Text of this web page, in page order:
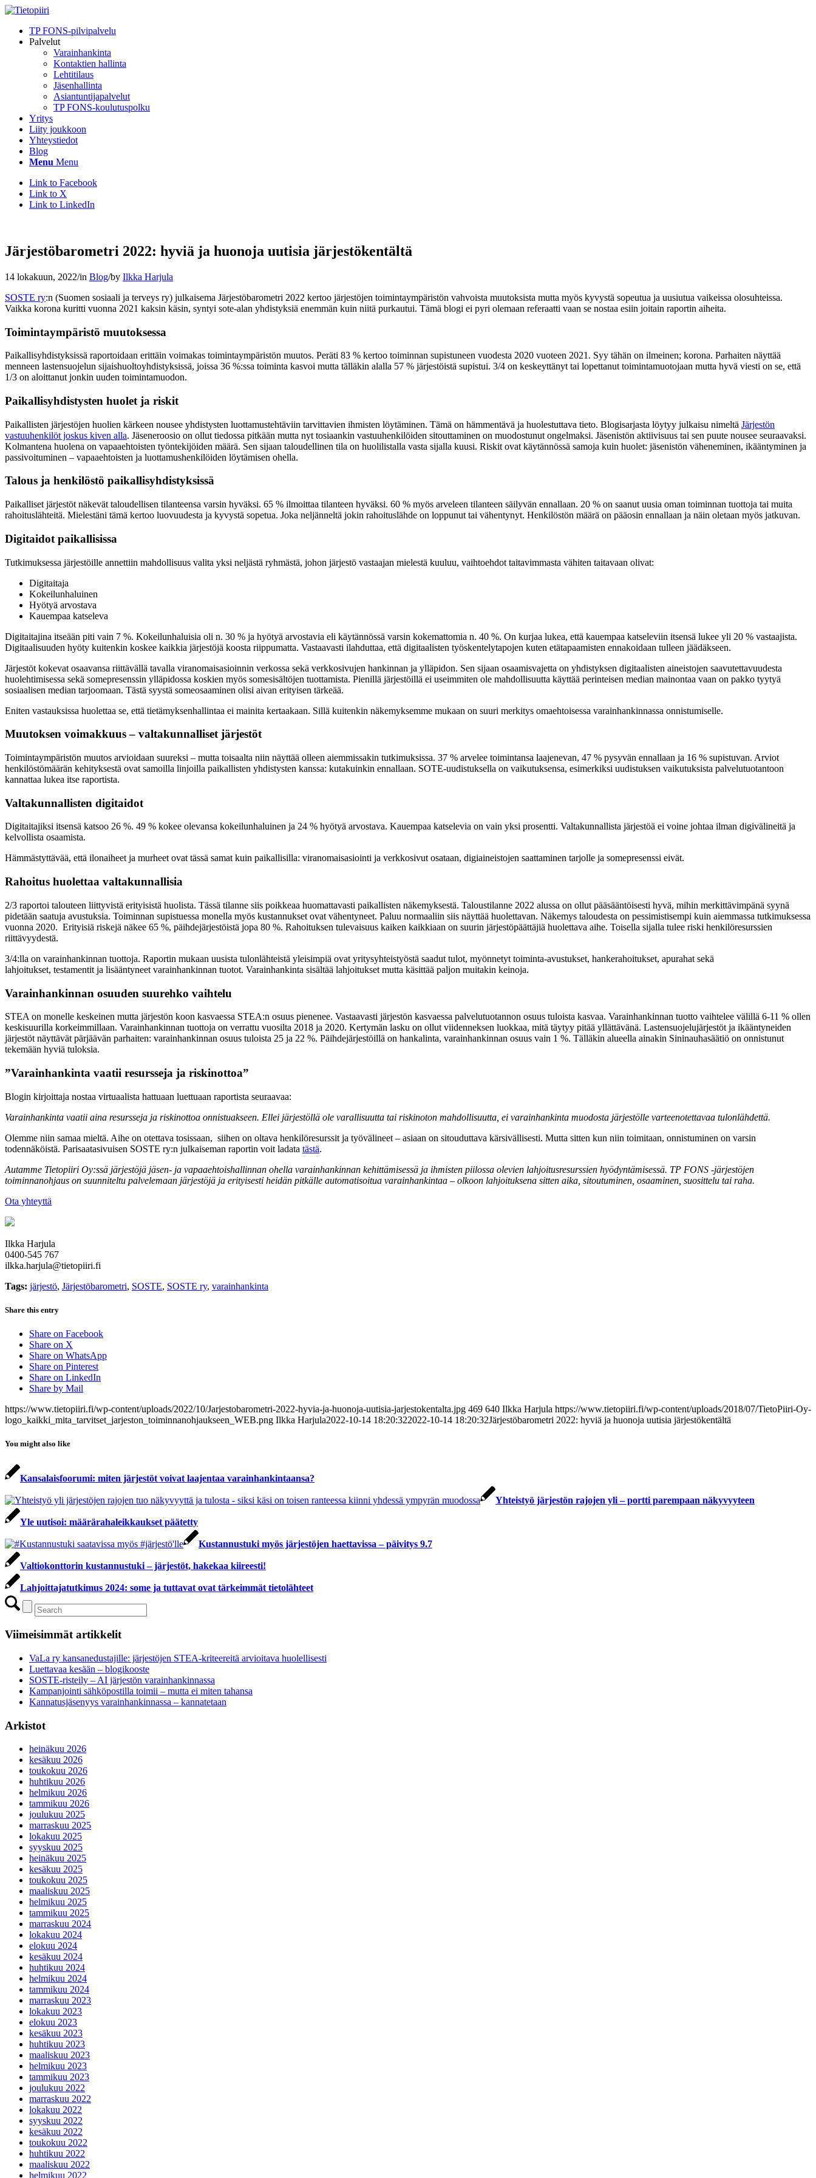
TP FONS-pilvipalvelu
Palvelut
Varainhankinta
Kontaktien hallinta
Lehtitilaus
Jäsenhallinta
Asiantuntijapalvelut
TP FONS-koulutuspolku
Yritys
Liity joukkoon
Yhteystiedot
Blog
Menu Menu
Link to Facebook
Link to X
Link to LinkedIn
Järjestöbarometri 2022: hyviä ja huonoja uutisia järjestökentältä
14 lokakuun, 2022/in Blog/by Ilkka Harjula
SOSTE ry:n (Suomen sosiaali ja terveys ry) julkaisema Järjestöbarometri 2022 kertoo järjestöjen toimintaympäristön vahvoista muutoksista mutta myös kyvystä sopeutua ja uusiutua vaikeissa olosuhteissa.
Vaikka korona kuritti vuonna 2021 kaksin käsin, syntyi sote-alan yhdistyksiä enemmän kuin niitä purkautui. Tämä blogi ei pyri olemaan referaatti vaan se nostaa esiin joitain raportin aiheita.
Toimintaympäristö muutoksessa
Paikallisyhdistyksissä raportoidaan erittäin voimakas toimintaympäristön muutos. Peräti 83 % kertoo toiminnan supistuneen vuodesta 2020 vuoteen 2021. Syy tähän on ilmeinen; korona. Parhaiten näyttää
menneen lastensuojelun sijaishuoltoyhdistyksissä, joissa 36 %:ssa toiminta kasvoi mutta tälläkin alalla 57 % järjestöistä supistui. 3/4 on keskeyttänyt tai lopettanut toimintamuotojaan mutta hyvä viesti on se, että
1/3 on aloittanut jonkin uuden toimintamuodon.
Paikallisyhdistysten huolet ja riskit
Paikallisten järjestöjen huolien kärkeen nousee yhdistysten luottamustehtäviin tarvittavien ihmisten löytäminen. Tämä on hämmentävä ja huolestuttava tieto. Blogisarjasta löytyy julkaisu nimeltä Järjestön
vastuuhenkilöt joskus kiven alla. Jäseneroosio on ollut tiedossa pitkään mutta nyt tosiaankin vastuuhenkilöiden sitouttaminen on muodostunut ongelmaksi. Jäsenistön aktiivisuus tai sen puute nousee seuraavaksi.
Kolmantena huolena on vapaaehtoisten työntekijöiden määrä. Sen sijaan taloudellinen tila on huolilistalla vasta sijalla kuusi. Riskit ovat käytännössä samoja kuin huolet: jäsenistön väheneminen, ikääntyminen ja
passivoituminen – vapaaehtoisten ja luottamushenkilöiden löytämisen ohella.
Talous ja henkilöstö paikallisyhdistyksissä
Paikalliset järjestöt näkevät taloudellisen tilanteensa varsin hyväksi. 65 % ilmoittaa tilanteen hyväksi. 60 % myös arveleen tilanteen säilyvän ennallaan. 20 % on saanut uusia oman toiminnan tuottoja tai muita
rahoituslähteitä. Mielestäni tämä kertoo luovuudesta ja kyvystä sopetua. Joka neljänneltä jokin rahoituslähde on loppunut tai vähentynyt. Henkilöstön määrä on pääosin ennallaan ja näin oletaan myös jatkuvan.
Digitaidot paikallisissa
Tutkimuksessa järjestöille annettiin mahdollisuus valita yksi neljästä ryhmästä, johon järjestö vastaajan mielestä kuuluu, vaihtoehdot taitavimmasta vähiten taitavaan olivat:
Digitaitaja
Kokeilunhaluinen
Hyötyä arvostava
Kauempaa katseleva
Digitaitajina itseään piti vain 7 %. Kokeilunhaluisia oli n. 30 % ja hyötyä arvostavia eli käytännössä varsin kokemattomia n. 40 %. On kurjaa lukea, että kauempaa katseleviin itsensä lukee yli 20 % vastaajista.
Digitaalisuuden hyöty kuitenkin koskee kaikkia järjestöjä koosta riippumatta. Vastaavasti ilahduttaa, että digitaalisten työskentelytapojen kuten etätapaamisten ennakoidaan tulleen jäädäkseen.
Järjestöt kokevat osaavansa riittävällä tavalla viranomaisasioinnin verkossa sekä verkkosivujen hankinnan ja ylläpidon. Sen sijaan osaamisvajetta on yhdistyksen digitaalisten aineistojen saavutettavuudesta
huolehtimisessa sekä somepresenssin ylläpidossa koskien myös somesisältöjen tuottamista. Pienillä järjestöillä ei useimmiten ole mahdollisuutta käyttää perinteisen median mainontaa vaan on pakko tyytyä
sosiaalisen median tarjoomaan. Tästä syystä someosaaminen olisi aivan erityisen tärkeää.
Eniten vastauksissa huolettaa se, että tietämyksenhallintaa ei mainita kertaakaan. Sillä kuitenkin näkemyksemme mukaan on suuri merkitys omaehtoisessa varainhankinnassa onnistumiselle.
Muutoksen voimakkuus – valtakunnalliset järjestöt
Toimintaympäristön muutos arvioidaan suureksi – mutta toisaalta niin näyttää olleen aiemmissakin tutkimuksissa. 37 % arvelee toimintansa laajenevan, 47 % pysyvän ennallaan ja 16 % supistuvan. Arviot
henkilöstömäärän kehityksestä ovat samoilla linjoilla paikallisten yhdistysten kanssa: kutakuinkin ennallaan. SOTE-uudistuksella on vaikutuksensa, esimerkiksi uudistuksen vaikutuksista palvelutuotantoon
kannattaa lukea itse raportista.
Valtakunnallisten digitaidot
Digitaitajiksi itsensä katsoo 26 %. 49 % kokee olevansa kokeilunhaluinen ja 24 % hyötyä arvostava. Kauempaa katselevia on vain yksi prosentti. Valtakunnallista järjestöä ei voine johtaa ilman digivälineitä ja
kelvollista osaamista.
Hämmästyttävää, että ilonaiheet ja murheet ovat tässä samat kuin paikallisilla: viranomaisasiointi ja verkkosivut osataan, digiaineistojen saattaminen tarjolle ja somepresenssi eivät.
Rahoitus huolettaa valtakunnallisia
2/3 raportoi talouteen liittyvistä erityisistä huolista. Tässä tilanne siis poikkeaa huomattavasti paikallisten näkemyksestä. Taloustilanne 2022 alussa on ollut pääsääntöisesti hyvä, mihin merkittävimpänä syynä
pidetään saatuja avustuksia. Toiminnan supistuessa monella myös kustannukset ovat vähentyneet. Paluu normaaliin siis näyttää huolettavan. Näkemys taloudesta on pessimistisempi kuin aiemmassa tutkimuksessa
vuonna 2020. Erityisiä riskejä näkee 65 %, päihdejärjestöistä jopa 80 %. Rahoituksen tulevaisuus kaiken kaikkiaan on suurin järjestöpäättäjiä huolettava aihe. Toisella sijalla tulee riski henkilöresurssien
riittävyydestä.
3/4:lla on varainhankinnan tuottoja. Raportin mukaan uusista tulonlähteistä yleisimpiä ovat yritysyhteistyöstä saadut tulot, myönnetyt toiminta-avustukset, hankerahoitukset, apurahat sekä
lahjoitukset, testamentit ja lisääntyneet varainhankinnan tuotot. Varainhankinta sisältää lahjoitukset mutta käsittää paljon muitakin keinoja.
Varainhankinnan osuuden suurehko vaihtelu
STEA on monelle keskeinen mutta järjestön koon kasvaessa STEA:n osuus pienenee. Vastaavasti järjestön kasvaessa palvelutuotannon osuus tuloista kasvaa. Varainhankinnan tuotto vaihtelee välillä 6-11 % ollen
keskisuurilla korkeimmillaan. Varainhankinnan tuottoja on verrattu vuosilta 2018 ja 2020. Kertymän lasku on ollut viidenneksen luokkaa, mitä täytyy pitää yllättävänä. Lastensuojelujärjestöt ja ikääntyneiden
järjestöt näyttävät pärjäävän parhaiten: varainhankinnan osuus tuloista 25 ja 22 %. Päihdejärjestöillä on hankalinta, varainhankinnan osuus vain 1 %. Tälläkin alueella ainakin Sininauhasäätiö on onnistunut
tekemään hyviä tuloksia.
”Varainhankinta vaatii resursseja ja riskinottoa”
Blogin kirjoittaja nostaa virtuaalista hattuaan luettuaan raportista seuraavaa:
Varainhankinta vaatii aina resursseja ja riskinottoa onnistuakseen. Ellei järjestöllä ole varallisuutta tai riskinoton mahdollisuutta, ei varainhankinta muodosta järjestölle varteenotettavaa tulonlähdettä.
Olemme niin samaa mieltä. Aihe on otettava tosissaan, siihen on oltava henkilöresurssit ja työvälineet – asiaan on sitouduttava kärsivällisesti. Mutta sitten kun niin toimitaan, onnistuminen on varsin
todennäköistä. Parisaatasivuisen SOSTE ry:n julkaiseman raportin voit ladata tästä.
Autamme Tietopiiri Oy:ssä järjestöjä jäsen- ja vapaaehtoishallinnan ohella varainhankinnan kehittämisessä ja ihmisten piilossa olevien lahjoitusresurssien hyödyntämisessä. TP FONS -järjestöjen
toiminnanohjaus on suunniteltu palvelemaan järjestöjä ja erityisesti heidän pitkälle automatisoitua varainhankintaa – olkoon lahjoituksena sitten aika, sitoutuminen, osaaminen, suosittelu tai raha.
Ota yhteyttä
Ilkka Harjula
0400-545 767
ilkka.harjula@tietopiiri.fi
Tags: järjestö, Järjestöbarometri, SOSTE, SOSTE ry, varainhankinta
Share this entry
Share on Facebook
Share on X
Share on WhatsApp
Share on Pinterest
Share on LinkedIn
Share by Mail
https://www.tietopiiri.fi/wp-content/uploads/2022/10/Jarjestobarometri-2022-hyvia-ja-huonoja-uutisia-jarjestokentalta.jpg 469 640 Ilkka Harjula https://www.tietopiiri.fi/wp-content/uploads/2018/07/TietoPiiri-Oy-
logo_kaikki_mita_tarvitset_jarjeston_toiminnanohjaukseen_WEB.png Ilkka Harjula2022-10-14 18:20:322022-10-14 18:20:32Järjestöbarometri 2022: hyviä ja huonoja uutisia järjestökentältä
You might also like
Kansalaisfoorumi: miten järjestöt voivat laajentaa varainhankintaansa?
Yhteistyö järjestön rajojen yli – portti parempaan näkyvyyteen
Yle uutisoi: määrärahaleikkaukset päätetty
Kustannustuki myös järjestöjen haettavissa – päivitys 9.7
Valtiokonttorin kustannustuki – järjestöt, hakekaa kiireesti!
Lahjoittajatutkimus 2024: some ja tuttavat ovat tärkeimmät tietolähteet
Viimeisimmät artikkelit
VaLa ry kansanedustajille: järjestöjen STEA-kriteereitä arvioitava huolellisesti
Luettavaa kesään – blogikooste
SOSTE-risteily – AI järjestön varainhankinnassa
Kampanjointi sähköpostilla toimii – mutta ei miten tahansa
Kannatusjäsenyys varainhankinnassa – kannatetaan
Arkistot
heinäkuu 2026
kesäkuu 2026
toukokuu 2026
huhtikuu 2026
helmikuu 2026
tammikuu 2026
joulukuu 2025
marraskuu 2025
lokakuu 2025
syyskuu 2025
heinäkuu 2025
kesäkuu 2025
toukokuu 2025
maaliskuu 2025
helmikuu 2025
tammikuu 2025
marraskuu 2024
lokakuu 2024
elokuu 2024
kesäkuu 2024
huhtikuu 2024
helmikuu 2024
tammikuu 2024
marraskuu 2023
lokakuu 2023
elokuu 2023
kesäkuu 2023
huhtikuu 2023
maaliskuu 2023
helmikuu 2023
tammikuu 2023
joulukuu 2022
marraskuu 2022
lokakuu 2022
syyskuu 2022
kesäkuu 2022
toukokuu 2022
huhtikuu 2022
maaliskuu 2022
helmikuu 2022